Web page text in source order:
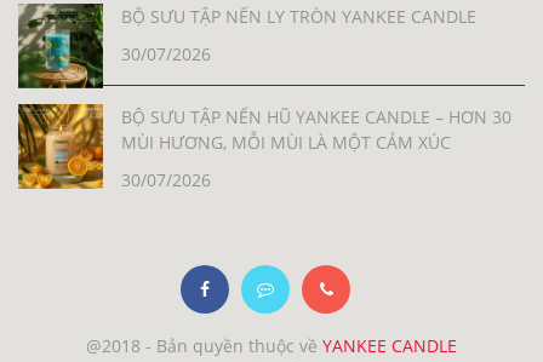
BỘ SƯU TẬP NẾN LY TRÒN YANKEE CANDLE
30/07/2026
BỘ SƯU TẬP NẾN HŨ YANKEE CANDLE – HƠN 30
MÙI HƯƠNG, MỖI MÙI LÀ MỘT CẢM XÚC
30/07/2026
@2018 - Bản quyền thuộc về YANKEE CANDLE